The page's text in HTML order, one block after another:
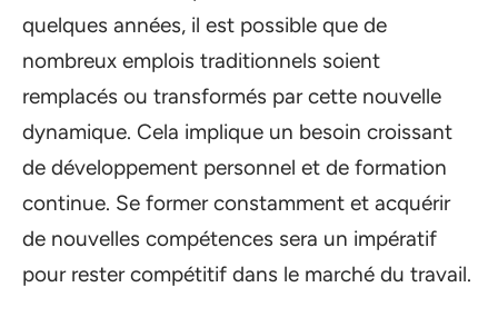
quelques années, il est possible que de
nombreux emplois traditionnels soient
remplacés ou transformés par cette nouvelle
dynamique. Cela implique un besoin croissant
de développement personnel et de formation
continue. Se former constamment et acquérir
de nouvelles compétences sera un impératif
pour rester compétitif dans le marché du travail.